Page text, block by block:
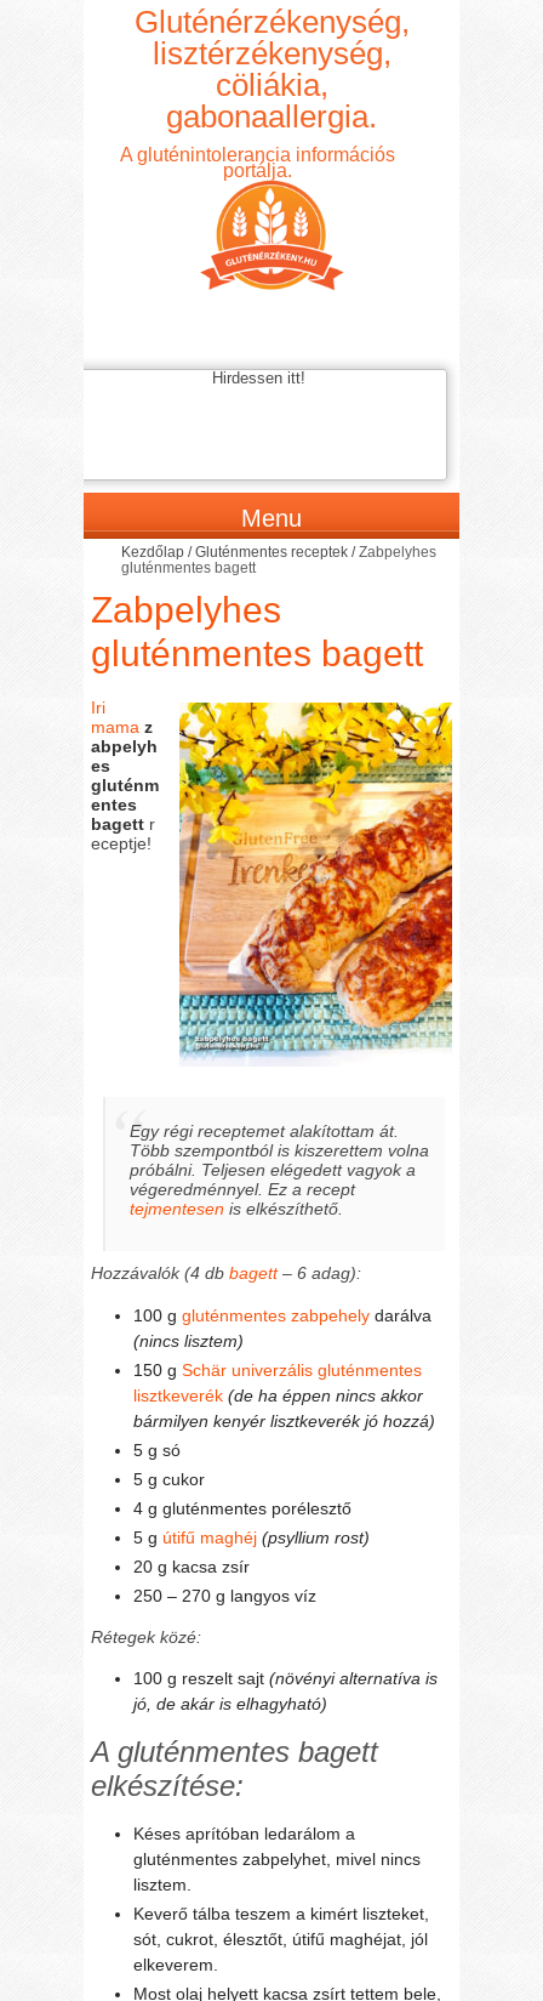
Gluténérzékenység,
lisztérzékenység,
cöliákia,
gabonaallergia.
A gluténintolerancia információs
portálja.
Hirdessen itt!
Menu
Kezdőlap /Gluténmentes receptek /Zabpelyhes
gluténmentes bagett
Zabpelyhes
gluténmentes bagett
Iri
mama z
abpelyh
es
gluténm
entes
bagett r
eceptje!
Egy régi receptemet alakítottam át.
Több szempontból is kiszerettem volna
próbálni. Teljesen elégedett vagyok a
végeredménnyel. Ez a recept
tejmentesen is elkészíthető.
Hozzávalók (4 dbbagett– 6 adag):
100 ggluténmentes zabpehely darálva
(nincs lisztem)
150 gSchär univerzális gluténmentes
lisztkeverék (de ha éppen nincs akkor
bármilyen kenyér lisztkeverék jó hozzá)
5 g só
5 g cukor
4 g gluténmentes porélesztő
5 g útifű maghéj (psyllium rost)
20 g kacsa zsír
250 – 270 g langyos víz
Rétegek közé:
100 g reszelt sajt (növényi alternatíva is
jó, de akár is elhagyható)
A gluténmentes bagett
elkészítése:
Késes aprítóban ledarálom a
gluténmentes zabpelyhet, mivel nincs
lisztem.
Keverő tálba teszem a kimért liszteket,
sót, cukrot, élesztőt, útifű maghéjat, jól
elkeverem.
Most olaj helyett kacsa zsírt tettem bele,